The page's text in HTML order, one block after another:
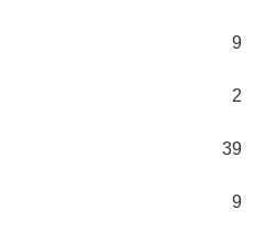
9
2
39
9